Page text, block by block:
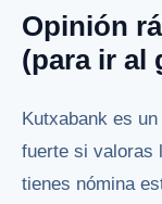
Opinión
(para ir al
Kutxabank es
fuerte si valoras
tienes nómina